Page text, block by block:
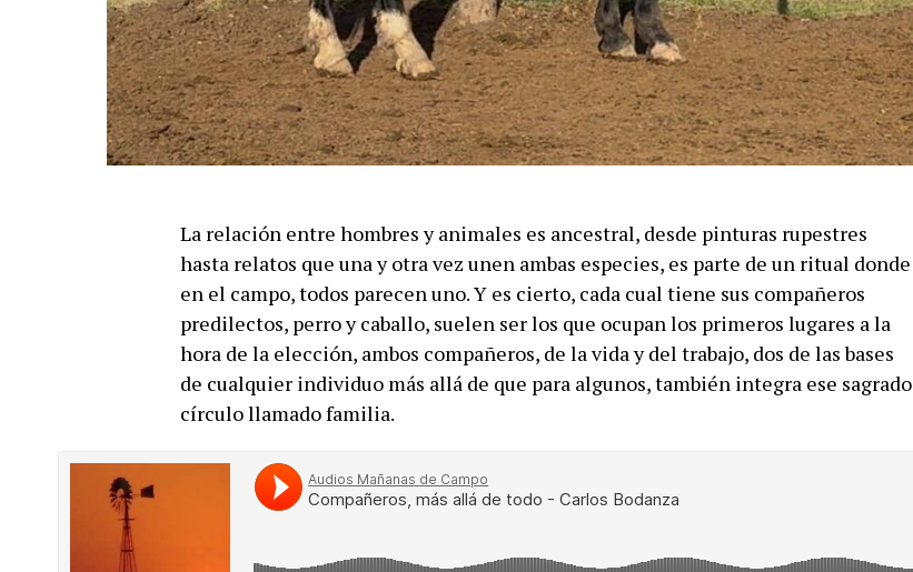
La relación entre hombres y animales es ancestral, desde pinturas rupestres
hasta relatos que una y otra vez unen ambas especies, es parte de un ritual donde
en el campo, todos parecen uno. Y es cierto, cada cual tiene sus compañeros
predilectos, perro y caballo, suelen ser los que ocupan los primeros lugares a la
hora de la elección, ambos compañeros, de la vida y del trabajo, dos de las bases
de cualquier individuo más allá de que para algunos, también integra ese sagrado
círculo llamado familia.